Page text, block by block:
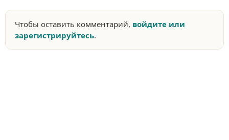
Чтобы оставить комментарий, войдите или
зарегистрируйтесь.